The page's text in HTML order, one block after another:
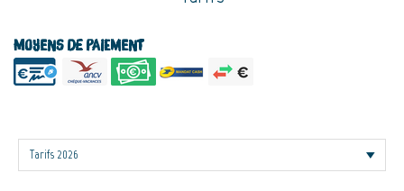
Moyens de paiement